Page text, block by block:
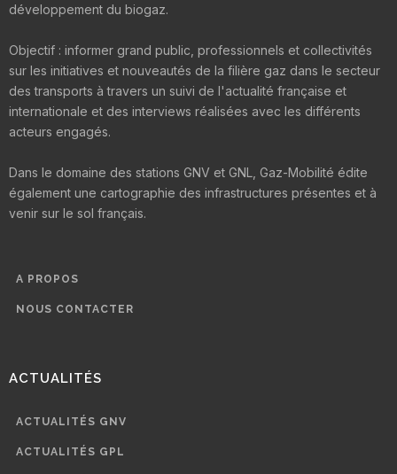
développement du biogaz.
Objectif : informer grand public, professionnels et collectivités
sur les initiatives et nouveautés de la filière gaz dans le secteur
des transports à travers un suivi de l'actualité française et
internationale et des interviews réalisées avec les différents
acteurs engagés.
Dans le domaine des stations GNV et GNL, Gaz-Mobilité édite
également une cartographie des infrastructures présentes et à
venir sur le sol français.
A PROPOS
NOUS CONTACTER
ACTUALITÉS
ACTUALITÉS GNV
ACTUALITÉS GPL